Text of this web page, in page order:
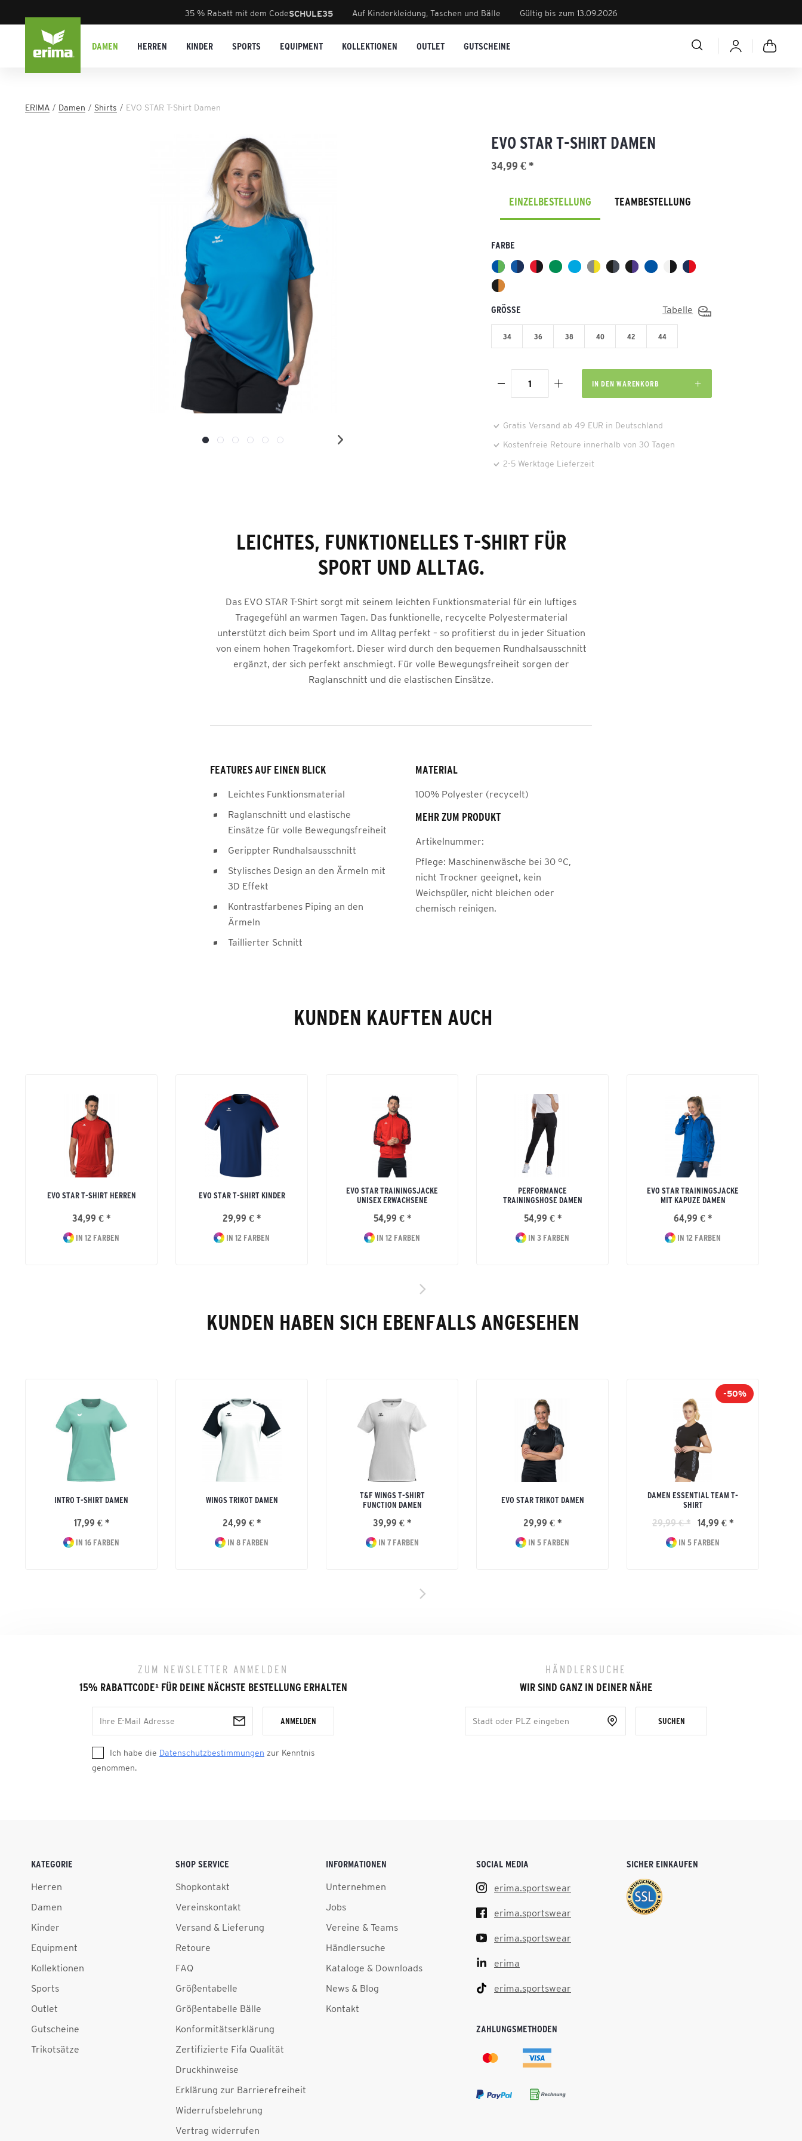
35 % Rabatt mit dem CodeSCHULE35 Auf Kinderkleidung, Taschen und Bälle Gültig bis zum 13.09.2026
DAMEN HERREN KINDER SPORTS EQUIPMENT KOLLEKTIONEN OUTLET GUTSCHEINE
ERIMA Damen Shirts EVO STAR T-Shirt Damen
EVO STAR T-SHIRT DAMEN
34,99 € *
EINZELBESTELLUNG TEAMBESTELLUNG
FARBE
GRÖSSE Tabelle
34 36 38 40 42 44
IN DEN WARENKORB
Gratis Versand ab 49 EUR in Deutschland
Kostenfreie Retoure innerhalb von 30 Tagen
2-5 Werktage Lieferzeit
LEICHTES, FUNKTIONELLES T-SHIRT FÜR
SPORT UND ALLTAG.
Das EVO STAR T-Shirt sorgt mit seinem leichten Funktionsmaterial für ein luftiges
Tragegefühl an warmen Tagen. Das funktionelle, recycelte Polyestermaterial
unterstützt dich beim Sport und im Alltag perfekt – so profitierst du in jeder Situation
von einem hohen Tragekomfort. Dieser wird durch den bequemen Rundhalsausschnitt
ergänzt, der sich perfekt anschmiegt. Für volle Bewegungsfreiheit sorgen der
Raglanschnitt und die elastischen Einsätze.
FEATURES AUF EINEN BLICK
Leichtes Funktionsmaterial
Raglanschnitt und elastische
Einsätze für volle Bewegungsfreiheit
Gerippter Rundhalsausschnitt
Stylisches Design an den Ärmeln mit
3D Effekt
Kontrastfarbenes Piping an den
Ärmeln
Taillierter Schnitt
MATERIAL
100% Polyester (recycelt)
MEHR ZUM PRODUKT
Artikelnummer:
Pflege: Maschinenwäsche bei 30 °C,
nicht Trockner geeignet, kein
Weichspüler, nicht bleichen oder
chemisch reinigen.
KUNDEN KAUFTEN AUCH
EVO STAR T-SHIRT HERREN
34,99 € *
IN 12 FARBEN
EVO STAR T-SHIRT KINDER
29,99 € *
IN 12 FARBEN
EVO STAR TRAININGSJACKE
UNISEX ERWACHSENE
54,99 € *
IN 12 FARBEN
PERFORMANCE
TRAININGSHOSE DAMEN
54,99 € *
IN 3 FARBEN
EVO STAR TRAININGSJACKE
MIT KAPUZE DAMEN
64,99 € *
IN 12 FARBEN
KUNDEN HABEN SICH EBENFALLS ANGESEHEN
INTRO T-SHIRT DAMEN
17,99 € *
IN 16 FARBEN
WINGS TRIKOT DAMEN
24,99 € *
IN 8 FARBEN
T&F WINGS T-SHIRT
FUNCTION DAMEN
39,99 € *
IN 7 FARBEN
EVO STAR TRIKOT DAMEN
29,99 € *
IN 5 FARBEN
-50%
DAMEN ESSENTIAL TEAM T-
SHIRT
29,99 € * 14,99 € *
IN 5 FARBEN
ZUM NEWSLETTER ANMELDEN
15% RABATTCODE¹FÜR DEINE NÄCHSTE BESTELLUNG ERHALTEN
ANMELDEN
Ich habe die Datenschutzbestimmungen zur Kenntnis
genommen.
HÄNDLERSUCHE
WIR SIND GANZ IN DEINER NÄHE
SUCHEN
KATEGORIE
Herren
Damen
Kinder
Equipment
Kollektionen
Sports
Outlet
Gutscheine
Trikotsätze
SHOP SERVICE
Shopkontakt
Vereinskontakt
Versand & Lieferung
Retoure
FAQ
Größentabelle
Größentabelle Bälle
Konformitätserklärung
Zertifizierte Fifa Qualität
Druckhinweise
Erklärung zur Barrierefreiheit
Widerrufsbelehrung
Vertrag widerrufen
INFORMATIONEN
Unternehmen
Jobs
Vereine & Teams
Händlersuche
Kataloge & Downloads
News & Blog
Kontakt
SOCIAL MEDIA
erima.sportswear
erima.sportswear
erima.sportswear
erima
erima.sportswear
ZAHLUNGSMETHODEN
SICHER EINKAUFEN